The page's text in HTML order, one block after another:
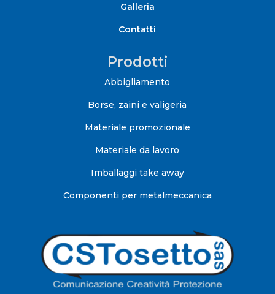
Galleria
Contatti
Prodotti
Abbigliamento
Borse, zaini e valigeria
Materiale promozionale
Materiale da lavoro
Imballaggi take away
Componenti per metalmeccanica